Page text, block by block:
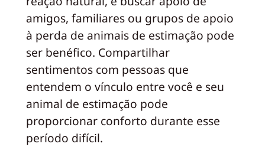
amigos, familiares ou grupos de apoio
à perda de animais de estimação pode
ser benéfico. Compartilhar
sentimentos com pessoas que
entendem o vínculo entre você e seu
animal de estimação pode
proporcionar conforto durante esse
período difícil.